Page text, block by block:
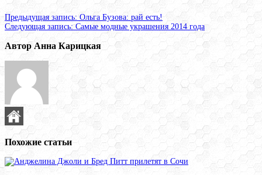
Предыдущая запись: Ольга Бузова: рай есть!
Следующая запись:Самые модные украшения 2014 года
Автор Анна Карицкая
Похожие статьи